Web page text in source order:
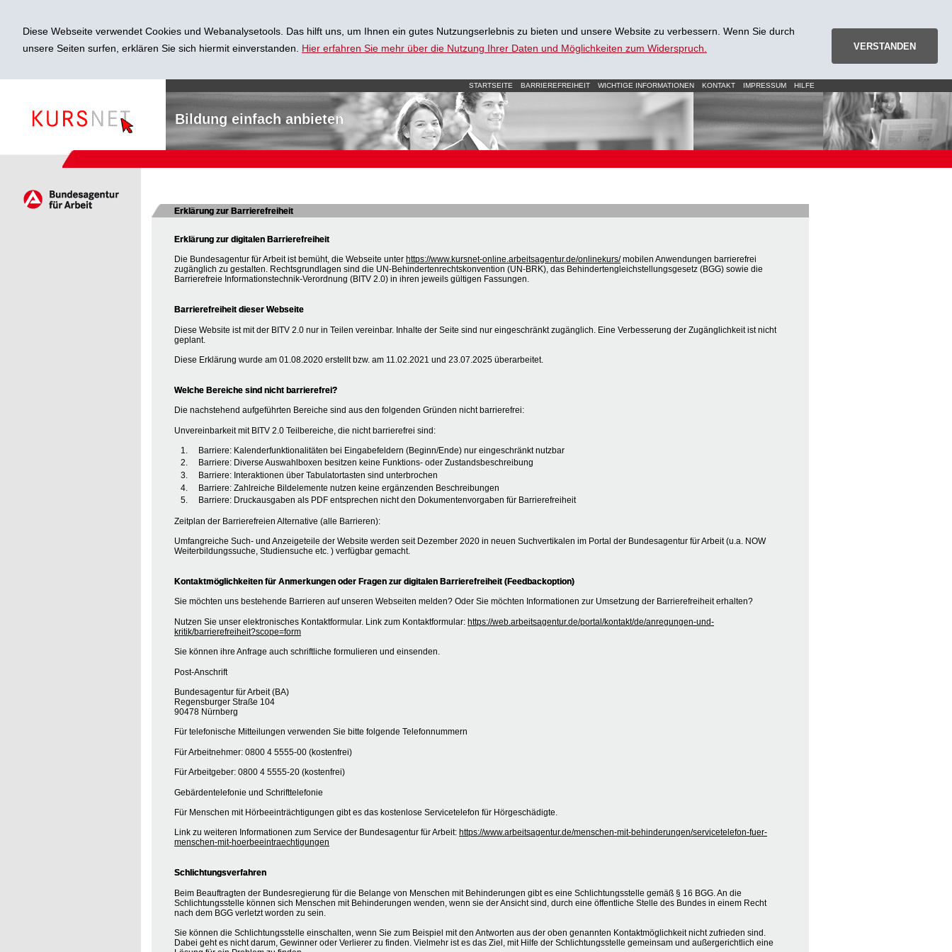
Diese Webseite verwendet Cookies und Webanalysetools. Das hilft uns, um Ihnen ein gutes Nutzungserlebnis zu bieten und unsere Website zu verbessern. Wenn Sie durch
unsere Seiten surfen, erklären Sie sich hiermit einverstanden. Hier erfahren Sie mehr über die Nutzung Ihrer Daten und Möglichkeiten zum Widerspruch. VERSTANDEN
STARTSEITE BARRIEREFREIHEIT WICHTIGE INFORMATIONEN KONTAKT IMPRESSUM HILFE
Bildung einfach anbieten
Erklärung zur Barrierefreiheit
Erklärung zur digitalen Barrierefreiheit
Die Bundesagentur für Arbeit ist bemüht, die Webseite unter https://www.kursnet-online.arbeitsagentur.de/onlinekurs/mobilen Anwendungen barrierefrei
zugänglich zu gestalten. Rechtsgrundlagen sind die UN-Behindertenrechtskonvention (UN-BRK), das Behindertengleichstellungsgesetz (BGG) sowie die
Barrierefreie Informationstechnik-Verordnung (BITV 2.0) in ihren jeweils gültigen Fassungen.
Barrierefreiheit dieser Webseite
Diese Website ist mit der BITV 2.0 nur in Teilen vereinbar. Inhalte der Seite sind nur eingeschränkt zugänglich. Eine Verbesserung der Zugänglichkeit ist nicht
geplant.
Diese Erklärung wurde am 01.08.2020 erstellt bzw. am 11.02.2021 und 23.07.2025 überarbeitet.
Welche Bereiche sind nicht barrierefrei?
Die nachstehend aufgeführten Bereiche sind aus den folgenden Gründen nicht barrierefrei:
Unvereinbarkeit mit BITV 2.0 Teilbereiche, die nicht barrierefrei sind:
Barriere: Kalenderfunktionalitäten bei Eingabefeldern (Beginn/Ende) nur eingeschränkt nutzbar
Barriere: Diverse Auswahlboxen besitzen keine Funktions- oder Zustandsbeschreibung
Barriere: Interaktionen über Tabulatortasten sind unterbrochen
Barriere: Zahlreiche Bildelemente nutzen keine ergänzenden Beschreibungen
Barriere: Druckausgaben als PDF entsprechen nicht den Dokumentenvorgaben für Barrierefreiheit
Zeitplan der Barrierefreien Alternative (alle Barrieren):
Umfangreiche Such- und Anzeigeteile der Website werden seit Dezember 2020 in neuen Suchvertikalen im Portal der Bundesagentur für Arbeit (u.a. NOW
Weiterbildungssuche, Studiensuche etc. ) verfügbar gemacht.
Kontaktmöglichkeiten für Anmerkungen oder Fragen zur digitalen Barrierefreiheit (Feedbackoption)
Sie möchten uns bestehende Barrieren auf unseren Webseiten melden? Oder Sie möchten Informationen zur Umsetzung der Barrierefreiheit erhalten?
Nutzen Sie unser elektronisches Kontaktformular. Link zum Kontaktformular: https://web.arbeitsagentur.de/portal/kontakt/de/anregungen-und-
kritik/barrierefreiheit?scope=form
Sie können ihre Anfrage auch schriftliche formulieren und einsenden.
Post-Anschrift
Bundesagentur für Arbeit (BA)
Regensburger Straße 104
90478 Nürnberg
Für telefonische Mitteilungen verwenden Sie bitte folgende Telefonnummern
Für Arbeitnehmer: 0800 4 5555-00 (kostenfrei)
Für Arbeitgeber: 0800 4 5555-20 (kostenfrei)
Gebärdentelefonie und Schrifttelefonie
Für Menschen mit Hörbeeinträchtigungen gibt es das kostenlose Servicetelefon für Hörgeschädigte.
Link zu weiteren Informationen zum Service der Bundesagentur für Arbeit: https://www.arbeitsagentur.de/menschen-mit-behinderungen/servicetelefon-fuer-
menschen-mit-hoerbeeintraechtigungen
Schlichtungsverfahren
Beim Beauftragten der Bundesregierung für die Belange von Menschen mit Behinderungen gibt es eine Schlichtungsstelle gemäß § 16 BGG. An die
Schlichtungsstelle können sich Menschen mit Behinderungen wenden, wenn sie der Ansicht sind, durch eine öffentliche Stelle des Bundes in einem Recht
nach dem BGG verletzt worden zu sein.
Sie können die Schlichtungsstelle einschalten, wenn Sie zum Beispiel mit den Antworten aus der oben genannten Kontaktmöglichkeit nicht zufrieden sind.
Dabei geht es nicht darum, Gewinner oder Verlierer zu finden. Vielmehr ist es das Ziel, mit Hilfe der Schlichtungsstelle gemeinsam und außergerichtlich eine